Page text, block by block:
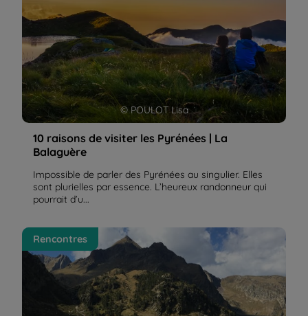
© POULOT Lisa
10 raisons de visiter les Pyrénées | La
Balaguère
Impossible de parler des Pyrénées au singulier. Elles
sont plurielles par essence. L’heureux randonneur qui
pourrait d’u...
Le Luchonnais, au pied des plus hautes montagnes
pyrénéennes | La Balaguère
Rencontres